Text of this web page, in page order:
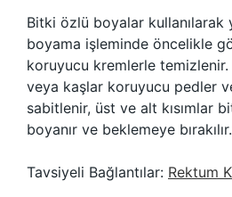
Bitki özlü boyalar kullanılarak
boyama işleminde öncelikle
koruyucu kremlerle
veya kaşlar koruyucu pedler
sabitlenir, üst ve alt kısımlar
boyanır ve beklemeye bırakılır.
Tavsiyeli Bağlantılar: Rektum